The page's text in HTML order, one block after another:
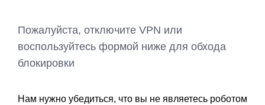
Пожалуйста, отключите VPN или
воспользуйтесь формой ниже для обхода
блокировки
Нам нужно убедиться, что вы не являетесь роботом